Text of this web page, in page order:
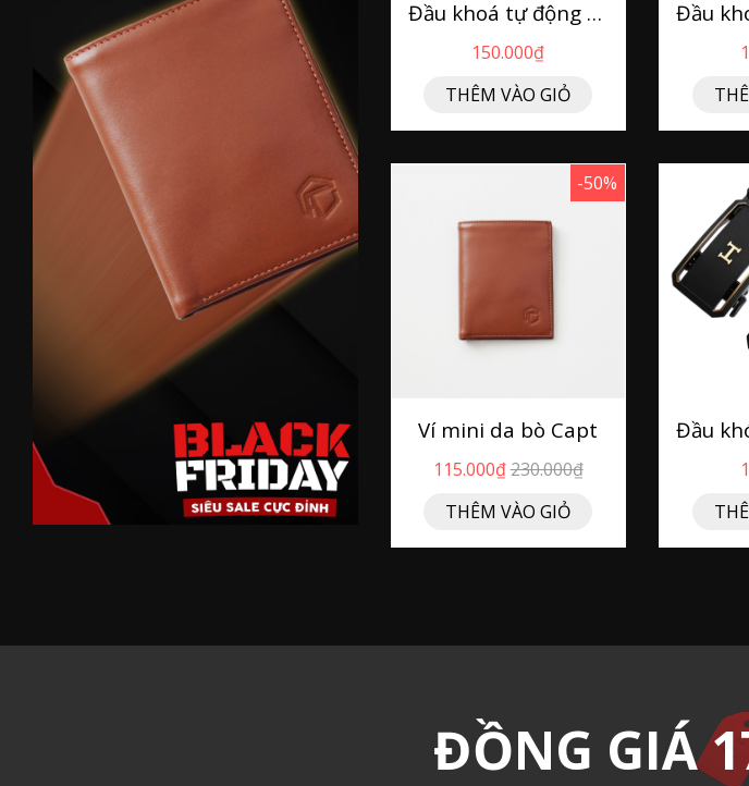
Đầu khoá tự động T4-27
150.000₫
THÊM VÀO GIỎ
Ví mini da bò Capt
115.000₫230.000₫
THÊM VÀO GIỎ
-50%
ĐỒNG GIÁ